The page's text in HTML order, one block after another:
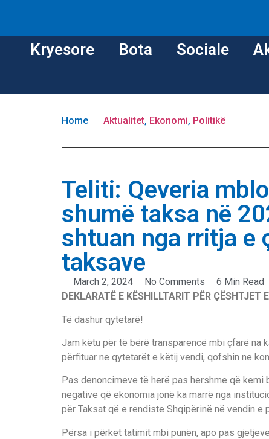
Kryesore Bota Sociale
Home Aktualitet, Ekonomi, Politikë
Teliti: Qeveria
shumë taksa në
shtuan nga rritja e
taksave
March 2, 2024 No Comments
6 Min Read
DEKLARATË E KËSHILLTARIT PËR ÇËSHTJET
Të dashur qytetarë!
Jam këtu për të bërë transparencë mbi çfarë na
përfituar ne qytetarët e këtij vendi, qofshin ne
Pas denoncimeve të herë pas hershme që
negative që ekonomia jonë ka marrë nga
për Taksat që e rendiste Shqipërinë në vendin e
Përsa i përket tatimit mbi punën, apo pas